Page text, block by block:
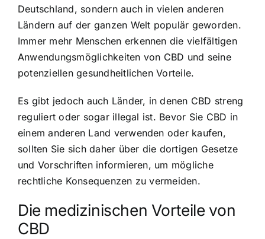
Deutschland, sondern auch in vielen anderen
Ländern auf der ganzen Welt populär geworden.
Immer mehr Menschen erkennen die vielfältigen
Anwendungsmöglichkeiten von CBD und seine
potenziellen gesundheitlichen Vorteile.
Es gibt jedoch auch Länder, in denen CBD streng
reguliert oder sogar illegal ist. Bevor Sie CBD in
einem anderen Land verwenden oder kaufen,
sollten Sie sich daher über die dortigen Gesetze
und Vorschriften informieren, um mögliche
rechtliche Konsequenzen zu vermeiden.
Die medizinischen Vorteile von
CBD